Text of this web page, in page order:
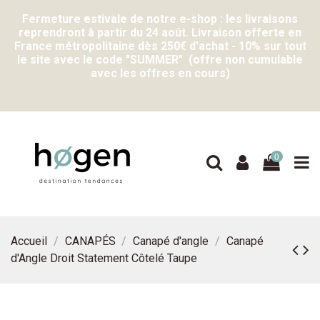
Fermeture estivale de notre e-shop : les livraisons
reprendront à partir du 24 août. Livraison offerte en
France métropolitaine dès 250€ d'achat - 10% sur tout
le site avec le code "SUMMER" (offre non cumulable
avec les offres en cours)
0
Accueil CANAPÉS Canapé d'angle
Canapé
d'Angle Droit Statement Côtelé Taupe